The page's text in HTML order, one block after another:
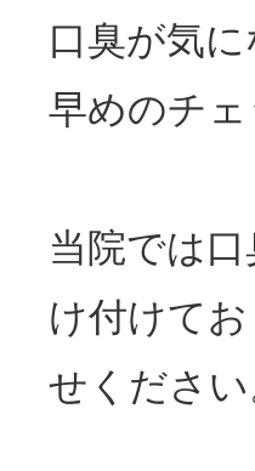
口臭が気
早めのチ
当院では口
け付けて
せください